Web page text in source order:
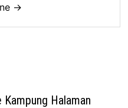
→
Halaman